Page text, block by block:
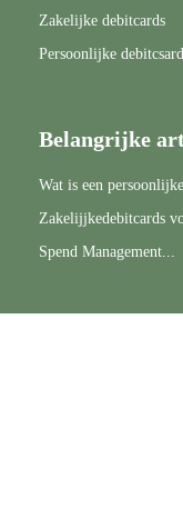
Zakelijke debitcards
Persoonlijke
Belangrijke
Wat is een
Zakelijjkedebitcards
Spend Management...